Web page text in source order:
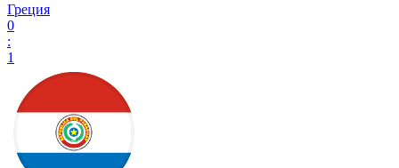
Греция
0
:
1